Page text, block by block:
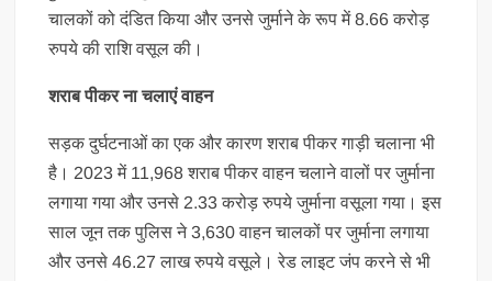
चालकों को दंडित किया और उनसे जुर्माने के रूप में 8.66 करोड़
रुपये की राशि वसूल की।
शराब पीकर ना चलाएं वाहन
सड़क दुर्घटनाओं का एक और कारण शराब पीकर गाड़ी चलाना भी
है। 2023 में 11,968 शराब पीकर वाहन चलाने वालों पर जुर्माना
लगाया गया और उनसे 2.33 करोड़ रुपये जुर्माना वसूला गया। इस
साल जून तक पुलिस ने 3,630 वाहन चालकों पर जुर्माना लगाया
और उनसे 46.27 लाख रुपये वसूले। रेड लाइट जंप करने से भी